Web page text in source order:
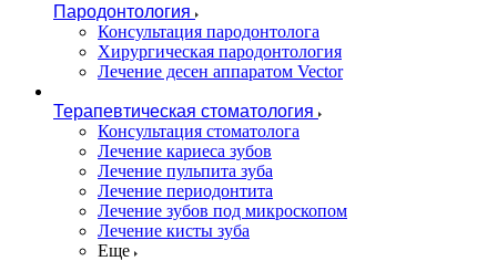
Пародонтология
Консультация пародонтолога
Хирургическая пародонтология
Лечение десен аппаратом Vector
Терапевтическая стоматология
Консультация стоматолога
Лечение кариеса зубов
Лечение пульпита зуба
Лечение периодонтита
Лечение зубов под микроскопом
Лечение кисты зуба
Еще